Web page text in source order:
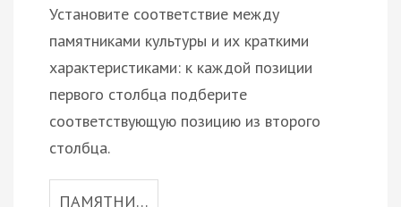
Установите соответствие между
памятниками культуры и их краткими
характеристиками: к каждой позиции
первого столбца подберите
соответствующую позицию из второго
столбца.
ПАМЯТНИ…